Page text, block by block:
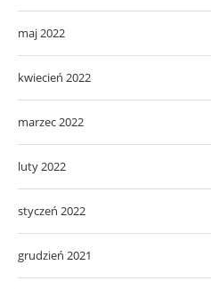
maj 2022
kwiecień 2022
marzec 2022
luty 2022
styczeń 2022
grudzień 2021